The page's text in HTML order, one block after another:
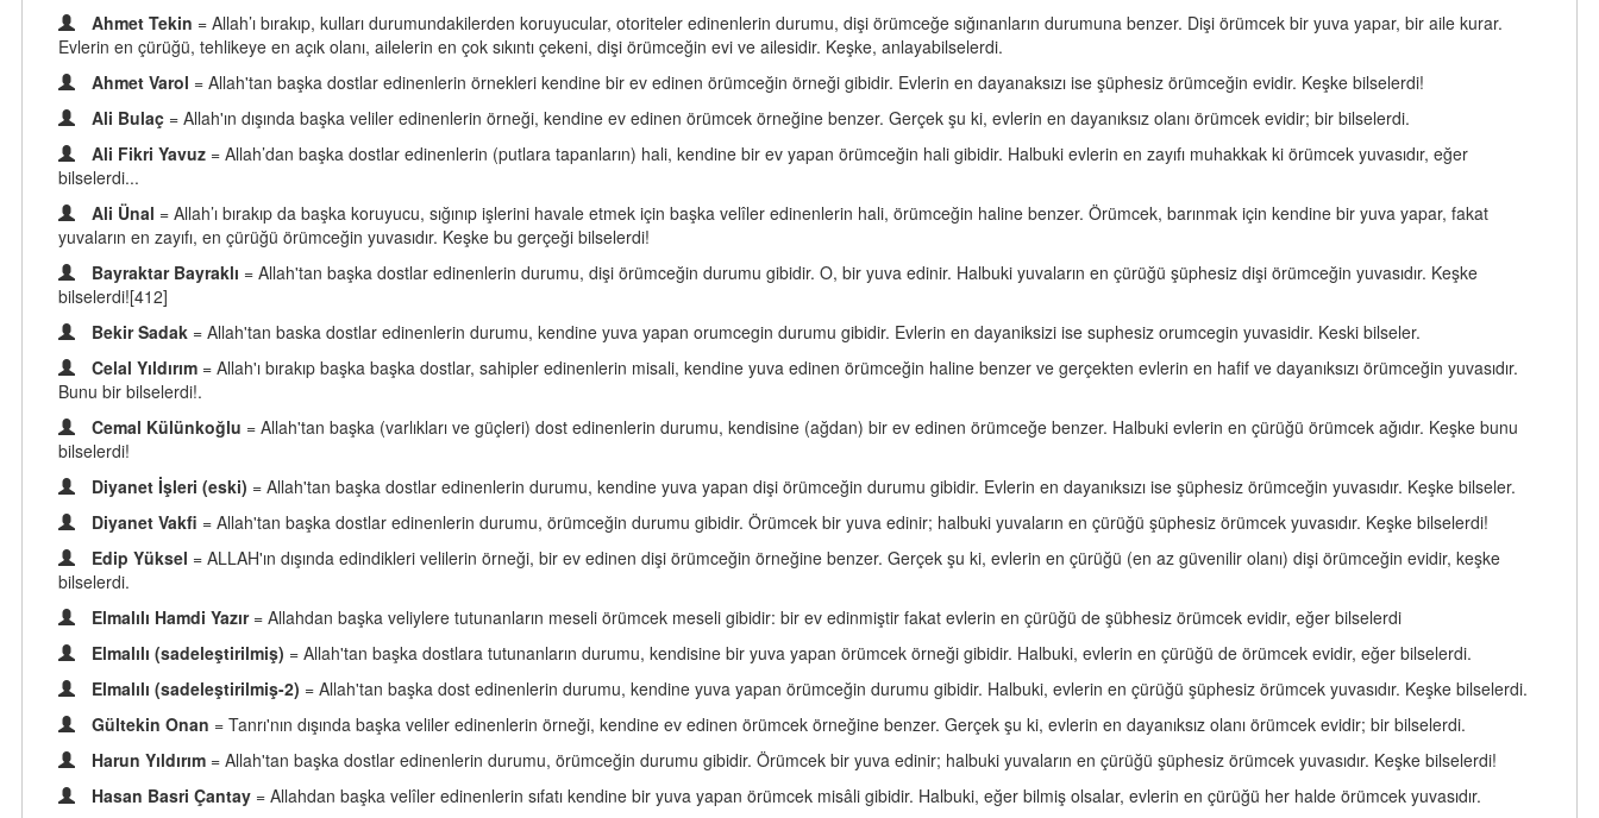
Ahmet Tekin = Allah’ı bırakıp, kulları durumundakilerden koruyucular, otoriteler edinenlerin durumu, dişi örümceğe sığınanların durumuna benzer. Dişi örümcek bir yuva yapar, bir aile kurar.
Evlerin en çürüğü, tehlikeye en açık olanı, ailelerin en çok sıkıntı çekeni, dişi örümceğin evi ve ailesidir. Keşke, anlayabilselerdi.
Ahmet Varol = Allah'tan başka dostlar edinenlerin örnekleri kendine bir ev edinen örümceğin örneği gibidir. Evlerin en dayanaksızı ise şüphesiz örümceğin evidir. Keşke bilselerdi!
Ali Bulaç = Allah'ın dışında başka veliler edinenlerin örneği, kendine ev edinen örümcek örneğine benzer. Gerçek şu ki, evlerin en dayanıksız olanı örümcek evidir; bir bilselerdi.
Ali Fikri Yavuz = Allah’dan başka dostlar edinenlerin (putlara tapanların) hali, kendine bir ev yapan örümceğin hali gibidir. Halbuki evlerin en zayıfı muhakkak ki örümcek yuvasıdır, eğer
bilselerdi...
Ali Ünal = Allah’ı bırakıp da başka koruyucu, sığınıp işlerini havale etmek için başka velîler edinenlerin hali, örümceğin haline benzer. Örümcek, barınmak için kendine bir yuva yapar, fakat
yuvaların en zayıfı, en çürüğü örümceğin yuvasıdır. Keşke bu gerçeği bilselerdi!
Bayraktar Bayraklı = Allah'tan başka dostlar edinenlerin durumu, dişi örümceğin durumu gibidir. O, bir yuva edinir. Halbuki yuvaların en çürüğü şüphesiz dişi örümceğin yuvasıdır. Keşke
bilselerdi![412]
Bekir Sadak = Allah'tan baska dostlar edinenlerin durumu, kendine yuva yapan orumcegin durumu gibidir. Evlerin en dayaniksizi ise suphesiz orumcegin yuvasidir. Keski bilseler.
Celal Yıldırım = Allah'ı bırakıp başka başka dostlar, sahipler edinenlerin misali, kendine yuva edinen örümceğin haline benzer ve gerçekten evlerin en hafif ve dayanıksızı örümceğin yuvasıdır.
Bunu bir bilselerdi!.
Cemal Külünkoğlu = Allah'tan başka (varlıkları ve güçleri) dost edinenlerin durumu, kendisine (ağdan) bir ev edinen örümceğe benzer. Halbuki evlerin en çürüğü örümcek ağıdır. Keşke bunu
bilselerdi!
Diyanet İşleri (eski) = Allah'tan başka dostlar edinenlerin durumu, kendine yuva yapan dişi örümceğin durumu gibidir. Evlerin en dayanıksızı ise şüphesiz örümceğin yuvasıdır. Keşke bilseler.
Diyanet Vakfi = Allah'tan başka dostlar edinenlerin durumu, örümceğin durumu gibidir. Örümcek bir yuva edinir; halbuki yuvaların en çürüğü şüphesiz örümcek yuvasıdır. Keşke bilselerdi!
Edip Yüksel = ALLAH'ın dışında edindikleri velilerin örneği, bir ev edinen dişi örümceğin örneğine benzer. Gerçek şu ki, evlerin en çürüğü (en az güvenilir olanı) dişi örümceğin evidir, keşke
bilselerdi.
Elmalılı Hamdi Yazır = Allahdan başka veliylere tutunanların meseli örümcek meseli gibidir: bir ev edinmiştir fakat evlerin en çürüğü de şübhesiz örümcek evidir, eğer bilselerdi
Elmalılı (sadeleştirilmiş) = Allah'tan başka dostlara tutunanların durumu, kendisine bir yuva yapan örümcek örneği gibidir. Halbuki, evlerin en çürüğü de örümcek evidir, eğer bilselerdi.
Elmalılı (sadeleştirilmiş-2) = Allah'tan başka dost edinenlerin durumu, kendine yuva yapan örümceğin durumu gibidir. Halbuki, evlerin en çürüğü şüphesiz örümcek yuvasıdır. Keşke bilselerdi.
Gültekin Onan = Tanrı'nın dışında başka veliler edinenlerin örneği, kendine ev edinen örümcek örneğine benzer. Gerçek şu ki, evlerin en dayanıksız olanı örümcek evidir; bir bilselerdi.
Harun Yıldırım = Allah'tan başka dostlar edinenlerin durumu, örümceğin durumu gibidir. Örümcek bir yuva edinir; halbuki yuvaların en çürüğü şüphesiz örümcek yuvasıdır. Keşke bilselerdi!
Hasan Basri Çantay = Allahdan başka velîler edinenlerin sıfatı kendine bir yuva yapan örümcek misâli gibidir. Halbuki, eğer bilmiş olsalar, evlerin en çürüğü her halde örümcek yuvasıdır.